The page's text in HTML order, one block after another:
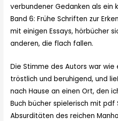
verbundener Gedanken als ein
Band 6: Frühe Schriften zur
mit einigen Essays, hörbücher
anderen, die flach fallen.
Die Stimme des Autors war wie
tröstlich und beruhigend, und
nach Hause an einen Ort, den
Buch bücher spielerisch mit
Absurditäten des reichen